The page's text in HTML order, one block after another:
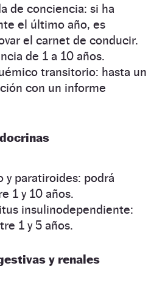
de conciencia: si ha
el último año, es
el carnet de conducir.
de 1 a 10 años.
transitorio: hasta un
con un informe
y paratiroides: podrá
1 y 10 años.
insulinodependiente:
1 y 5 años.
y renales